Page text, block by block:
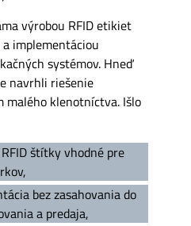
výrobou RFID etikiet
a implementáciou
systémov. Hneď
navrhli riešenie
malého klenotníctva. Išlo
štítky vhodné pre
bez zasahovania do
a predaja,